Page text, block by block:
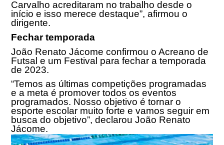
Carvalho acreditaram no trabalho desde o
início e isso merece destaque”, afirmou o
dirigente.
Fechar temporada
João Renato Jácome confirmou o Acreano de
Futsal e um Festival para fechar a temporada
de 2023.
“Temos as últimas competições programadas
e a meta é promover todos os eventos
programados. Nosso objetivo é tornar o
esporte escolar muito forte e vamos seguir em
busca do objetivo”, declarou João Renato
Jácome.